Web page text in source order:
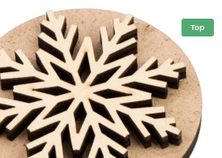
Top